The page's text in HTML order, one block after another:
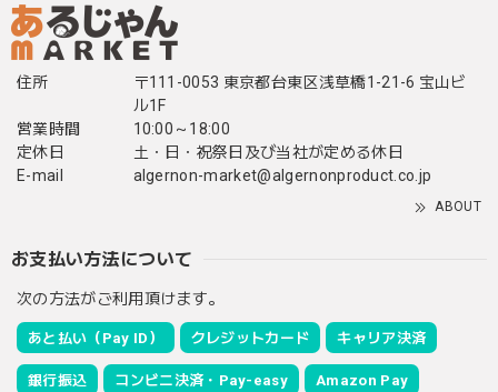
住所
〒111-0053 東京都台東区浅草橋1-21-6 宝山ビ
ル1F
営業時間
10:00～18:00
定休日
土・日・祝祭日及び当社が定める休日
E-mail
algernon-market@algernonproduct.co.jp
ABOUT
お支払い方法について
次の方法がご利用頂けます。
あと払い（Pay ID） クレジットカード キャリア決済
銀行振込 コンビニ決済・Pay-easy Amazon Pay